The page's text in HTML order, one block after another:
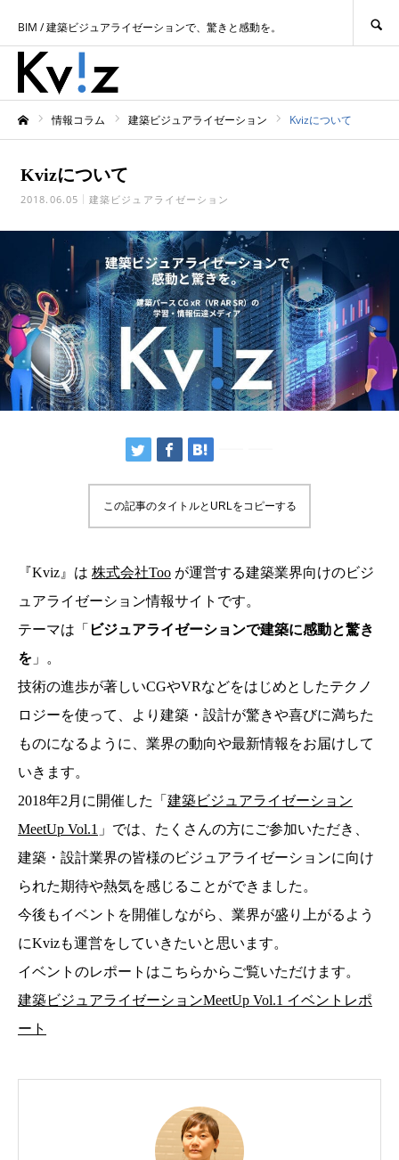
BIM / 建築ビジュアライゼーションで、驚きと感動を。
情報コラム 建築ビジュアライゼーション Kvizについて
Kvizについて
2018.06.05 建築ビジュアライゼーション
この記事のタイトルとURLをコピーする
『Kviz』は 株式会社Too が運営する建築業界向けのビジ
ュアライゼーション情報サイトです。
テーマは「 ビジュアライゼーションで建築に感動と驚き
を 」。
技術の進歩が著しいCGやVRなどをはじめとしたテクノ
ロジーを使って、より建築・設計が驚きや喜びに満ちた
ものになるように、業界の動向や最新情報をお届けして
いきます。
2018年2月に開催した「 建築ビジュアライゼーション
MeetUp Vol.1 」では、たくさんの方にご参加いただき、
建築・設計業界の皆様のビジュアライゼーションに向け
られた期待や熱気を感じることができました。
今後もイベントを開催しながら、業界が盛り上がるよう
にKvizも運営をしていきたいと思います。
イベントのレポートはこちらからご覧いただけます。
建築ビジュアライゼーションMeetUp Vol.1 イベントレポ
ート